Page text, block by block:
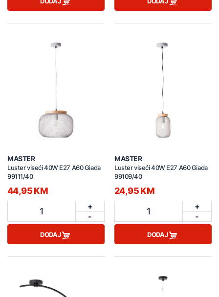
MASTER
Luster viseći 40W E27 A60 Giada
99111/40
44,95 KM
1
+
-
DODAJ
MASTER
Luster viseći 40W E27 A60 Giada
99109/40
24,95 KM
1
+
-
DODAJ